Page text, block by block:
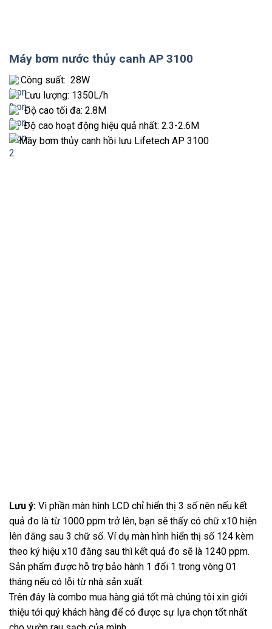
Máy bơm nước thủy canh AP 3100
Công suất: 28W
Lưu lượng: 1350L/h
Độ cao tối đa: 2.8M
Độ cao hoạt động hiệu quả nhất: 2.3-2.6M
Lưu ý: Vì phần màn hình LCD chỉ hiển thị 3 số nên nếu kết
quả đo là từ 1000 ppm trở lên, bạn sẽ thấy có chữ x10 hiện
lên đằng sau 3 chữ số. Ví dụ màn hình hiển thị số 124 kèm
theo ký hiệu x10 đằng sau thì kết quả đo sẽ là 1240 ppm.
Sản phẩm được hỗ trợ bảo hành 1 đổi 1 trong vòng 01
tháng nếu có lỗi từ nhà sản xuất.
Trên đây là combo mua hàng giá tốt mà chúng tôi xin giới
thiệu tới quý khách hàng để có được sự lựa chọn tốt nhất